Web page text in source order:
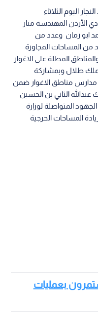
اليوم الثلاثاء
الأردن المهندسة منار
ابو رمان وعدد من
المساحات المجاورة
المطلة على الاغوار
طلال وبمشاركة
مناطق الاغوار ضمن
عبدالله الثاني بن الحسين
المتواصلة لوزارة
المساحات الحرجية
بعمليات